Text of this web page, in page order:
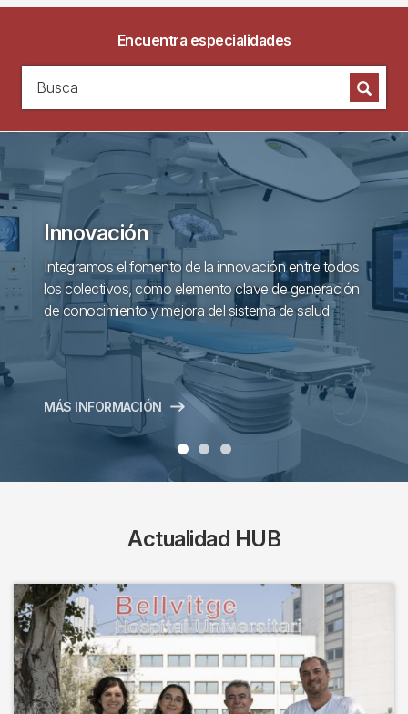
Encuentra especialidades
Busca
Innovación
Integramos el fomento de la innovación entre todos
los colectivos, como elemento clave de generación
de conocimiento y mejora del sistema de salud.
MÁS INFORMACIÓN
Actualidad HUB